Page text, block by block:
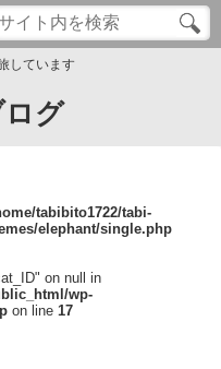
しています
グ
tabibito1722/tabi-
elephant/single.php
on null in
wp-
on line 17